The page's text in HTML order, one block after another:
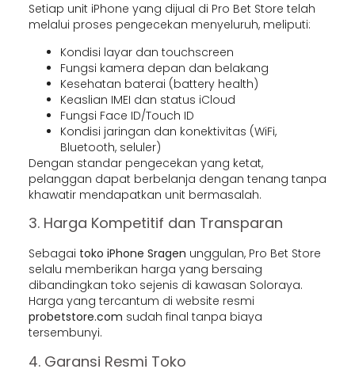
Setiap unit iPhone yang dijual di Pro Bet Store telah
melalui proses pengecekan menyeluruh, meliputi:
Kondisi layar dan touchscreen
Fungsi kamera depan dan belakang
Kesehatan baterai (battery health)
Keaslian IMEI dan status iCloud
Fungsi Face ID/Touch ID
Kondisi jaringan dan konektivitas (WiFi,
Bluetooth, seluler)
Dengan standar pengecekan yang ketat,
pelanggan dapat berbelanja dengan tenang tanpa
khawatir mendapatkan unit bermasalah.
3. Harga Kompetitif dan Transparan
Sebagai toko iPhone Sragen unggulan, Pro Bet Store
selalu memberikan harga yang bersaing
dibandingkan toko sejenis di kawasan Soloraya.
Harga yang tercantum di website resmi
probetstore.com sudah final tanpa biaya
tersembunyi.
4. Garansi Resmi Toko